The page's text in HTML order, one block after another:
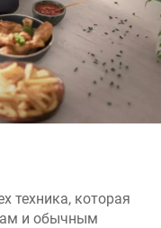
техника, которая
и обычным